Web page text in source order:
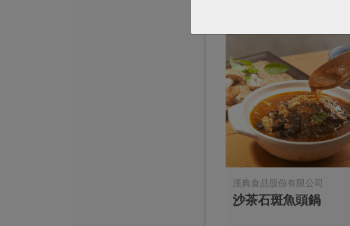
漢典食品股份有限公司
沙茶石斑魚頭鍋